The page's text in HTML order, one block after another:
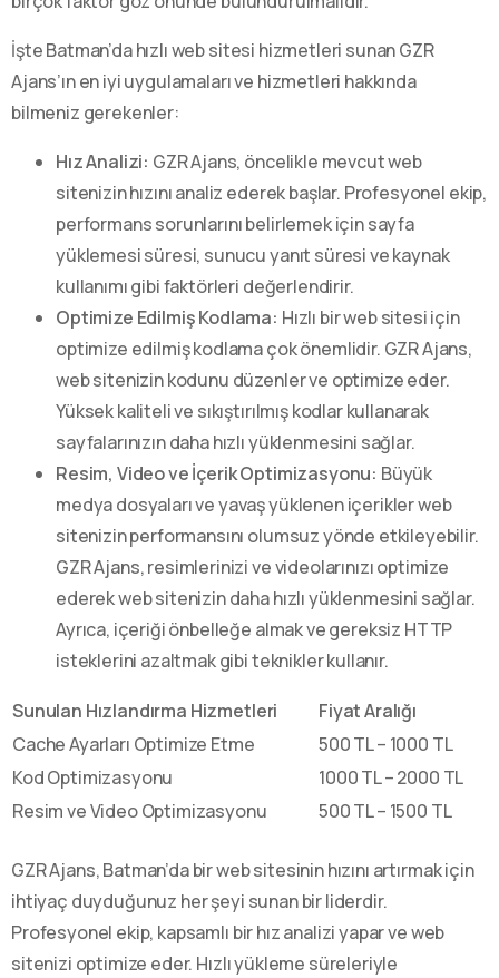
İşte Batman’da hızlı web sitesi hizmetleri sunan GZR
Ajans’ın en iyi uygulamaları ve hizmetleri hakkında
bilmeniz gerekenler:
Hız Analizi: GZR Ajans, öncelikle mevcut web
sitenizin hızını analiz ederek başlar. Profesyonel ekip,
performans sorunlarını belirlemek için sayfa
yüklemesi süresi, sunucu yanıt süresi ve kaynak
kullanımı gibi faktörleri değerlendirir.
Optimize Edilmiş Kodlama: Hızlı bir web sitesi için
optimize edilmiş kodlama çok önemlidir. GZR Ajans,
web sitenizin kodunu düzenler ve optimize eder.
Yüksek kaliteli ve sıkıştırılmış kodlar kullanarak
sayfalarınızın daha hızlı yüklenmesini sağlar.
Resim, Video ve İçerik Optimizasyonu: Büyük
medya dosyaları ve yavaş yüklenen içerikler web
sitenizin performansını olumsuz yönde etkileyebilir.
GZR Ajans, resimlerinizi ve videolarınızı optimize
ederek web sitenizin daha hızlı yüklenmesini sağlar.
Ayrıca, içeriği önbelleğe almak ve gereksiz HTTP
isteklerini azaltmak gibi teknikler kullanır.
Sunulan Hızlandırma Hizmetleri
Fiyat Aralığı
Cache Ayarları Optimize Etme
500 TL – 1000 TL
Kod Optimizasyonu
1000 TL – 2000 TL
Resim ve Video Optimizasyonu
500 TL – 1500 TL
GZR Ajans, Batman’da bir web sitesinin hızını artırmak için
ihtiyaç duyduğunuz her şeyi sunan bir liderdir.
Profesyonel ekip, kapsamlı bir hız analizi yapar ve web
sitenizi optimize eder. Hızlı yükleme süreleriyle